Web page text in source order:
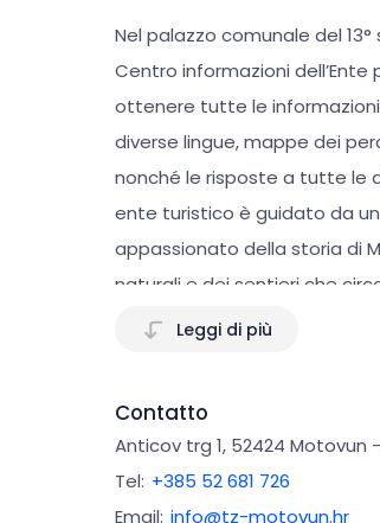
Nel palazzo comunale del
Centro informazioni
ottenere tutte le
diverse lingue, mappe dei
nonché le risposte a tutte le
ente turistico è guidato da
appassionato della storia di
naturali e dei sentieri che
centro durante la stagione
Leggi di più
Contatto
Anticov trg 1, 52424 Motovun
Tel: +385 52 681 726
Email: info@tz-motovun.hr